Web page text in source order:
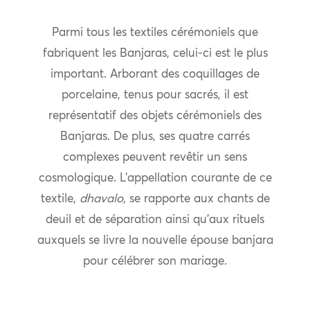
Parmi tous les textiles cérémoniels que
fabriquent les Banjaras, celui-ci est le plus
important. Arborant des coquillages de
porcelaine, tenus pour sacrés, il est
représentatif des objets cérémoniels des
Banjaras. De plus, ses quatre carrés
complexes peuvent revêtir un sens
cosmologique. L’appellation courante de ce
textile, dhavalo, se rapporte aux chants de
deuil et de séparation ainsi qu’aux rituels
auxquels se livre la nouvelle épouse banjara
pour célébrer son mariage.